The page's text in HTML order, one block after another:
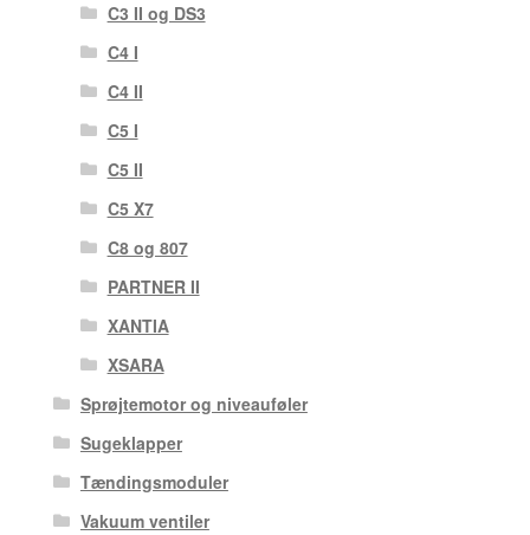
C3 II og DS3
C4 I
C4 II
C5 I
C5 II
C5 X7
C8 og 807
PARTNER II
XANTIA
XSARA
Sprøjtemotor og niveauføler
Sugeklapper
Tændingsmoduler
Vakuum ventiler